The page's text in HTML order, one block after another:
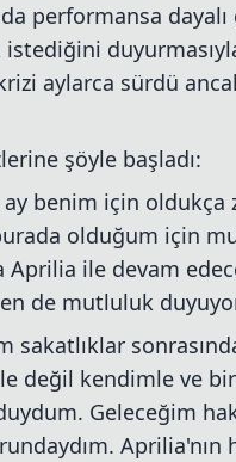
performansa dayalı
aylarca sürdü
şöyle başladı:
benim için oldukça
olduğum için
Aprilia ile devam
de mutluluk
sakatlıklar
değil kendimle ve
Geleceğim
Aprilia'nın